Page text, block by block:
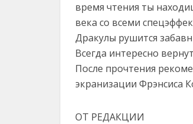
время чтения ты
века со всеми
Дракулы рушится
Всегда интересно
После прочтения
экранизации Фрэнсиса
ОТ РЕДАКЦИИ